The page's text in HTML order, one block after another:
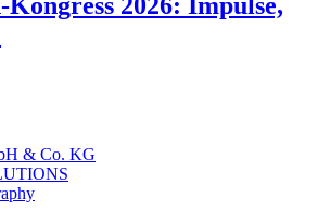
2026: Impulse,